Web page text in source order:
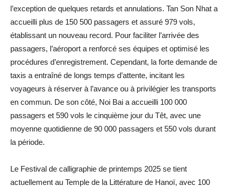
l’exception de quelques retards et annulations. Tan Son Nhat a
accueilli plus de 150 500 passagers et assuré 979 vols,
établissant un nouveau record. Pour faciliter l’arrivée des
passagers, l’aéroport a renforcé ses équipes et optimisé les
procédures d’enregistrement. Cependant, la forte demande de
taxis a entraîné de longs temps d’attente, incitant les
voyageurs à réserver à l’avance ou à privilégier les transports
en commun. De son côté, Noi Bai a accueilli 100 000
passagers et 590 vols le cinquième jour du Têt, avec une
moyenne quotidienne de 90 000 passagers et 550 vols durant
la période.
Le Festival de calligraphie de printemps 2025 se tient
actuellement au Temple de la Littérature de Hanoï, avec 100